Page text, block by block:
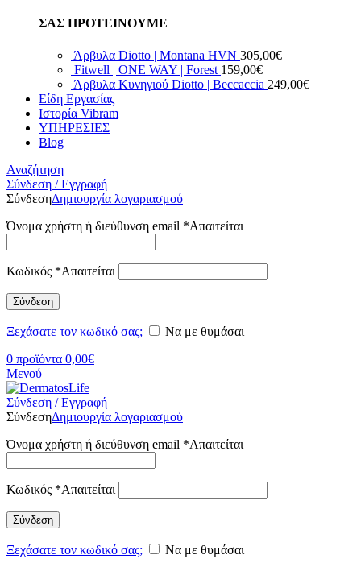
ΣΑΣ ΠΡΟΤΕΙΝΟΥΜΕ
Άρβυλα Diotto | Montana HVN 305,00€
Fitwell | ONE WAY | Forest 159,00€
Άρβυλα Κυνηγιού Diotto | Beccaccia 249,00€
Είδη Εργασίας
Ιστορία Vibram
ΥΠΗΡΕΣΙΕΣ
Blog
Αναζήτηση
Σύνδεση / Εγγραφή
ΣύνδεσηΔημιουργία λογαριασμού
Όνομα χρήστη ή διεύθυνση email *Απαιτείται
Κωδικός *Απαιτείται
Σύνδεση
Ξεχάσατε τον κωδικό σας;
Να με θυμάσαι
0 προϊόντα 0,00€
Μενού
Σύνδεση / Εγγραφή
ΣύνδεσηΔημιουργία λογαριασμού
Όνομα χρήστη ή διεύθυνση email *Απαιτείται
Κωδικός *Απαιτείται
Σύνδεση
Ξεχάσατε τον κωδικό σας; Να με θυμάσαι